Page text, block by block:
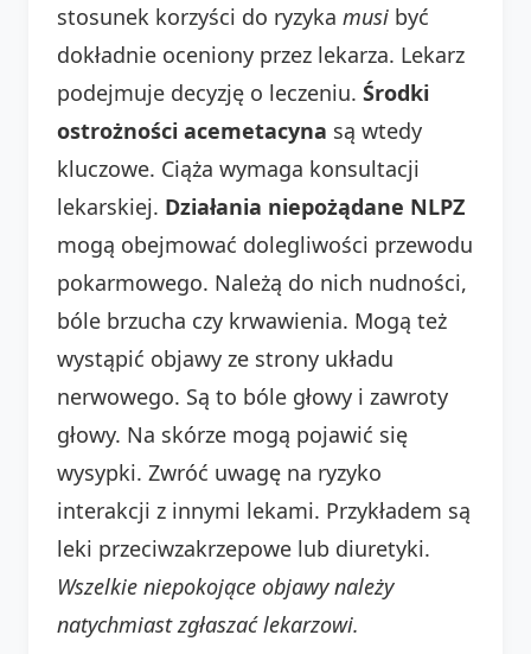
stosunek korzyści do ryzyka musi być
dokładnie oceniony przez lekarza. Lekarz
podejmuje decyzję o leczeniu. Środki
ostrożności acemetacyna są wtedy
kluczowe. Ciąża wymaga konsultacji
lekarskiej. Działania niepożądane NLPZ
mogą obejmować dolegliwości przewodu
pokarmowego. Należą do nich nudności,
bóle brzucha czy krwawienia. Mogą też
wystąpić objawy ze strony układu
nerwowego. Są to bóle głowy i zawroty
głowy. Na skórze mogą pojawić się
wysypki. Zwróć uwagę na ryzyko
interakcji z innymi lekami. Przykładem są
leki przeciwzakrzepowe lub diuretyki.
Wszelkie niepokojące objawy należy
natychmiast zgłaszać lekarzowi.